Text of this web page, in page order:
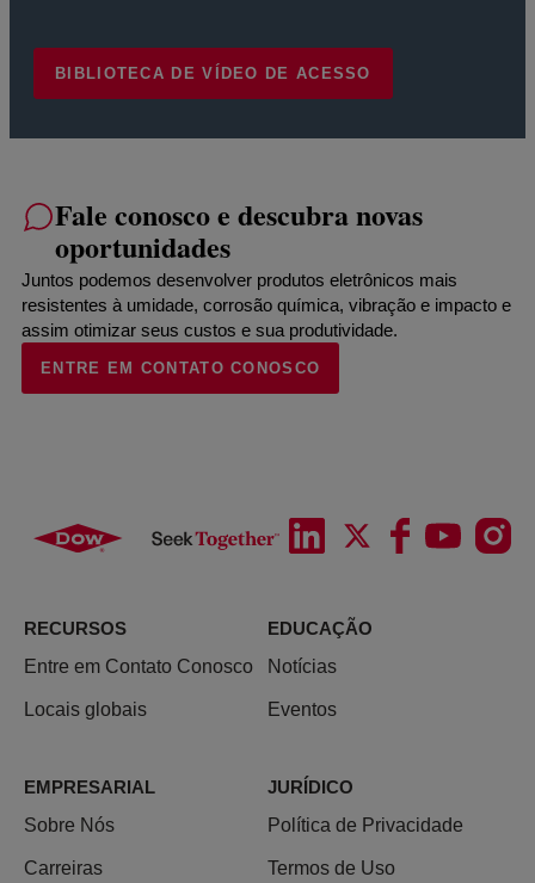
BIBLIOTECA DE VÍDEO DE ACESSO
Fale conosco e descubra novas
oportunidades
Juntos podemos desenvolver produtos eletrônicos mais
resistentes à umidade, corrosão química, vibração e impacto e
assim otimizar seus custos e sua produtividade.
ENTRE EM CONTATO CONOSCO
RECURSOS
Entre em Contato Conosco
Locais globais
EDUCAÇÃO
Notícias
Eventos
EMPRESARIAL
Sobre Nós
Carreiras
JURÍDICO
Política de Privacidade
Termos de Uso